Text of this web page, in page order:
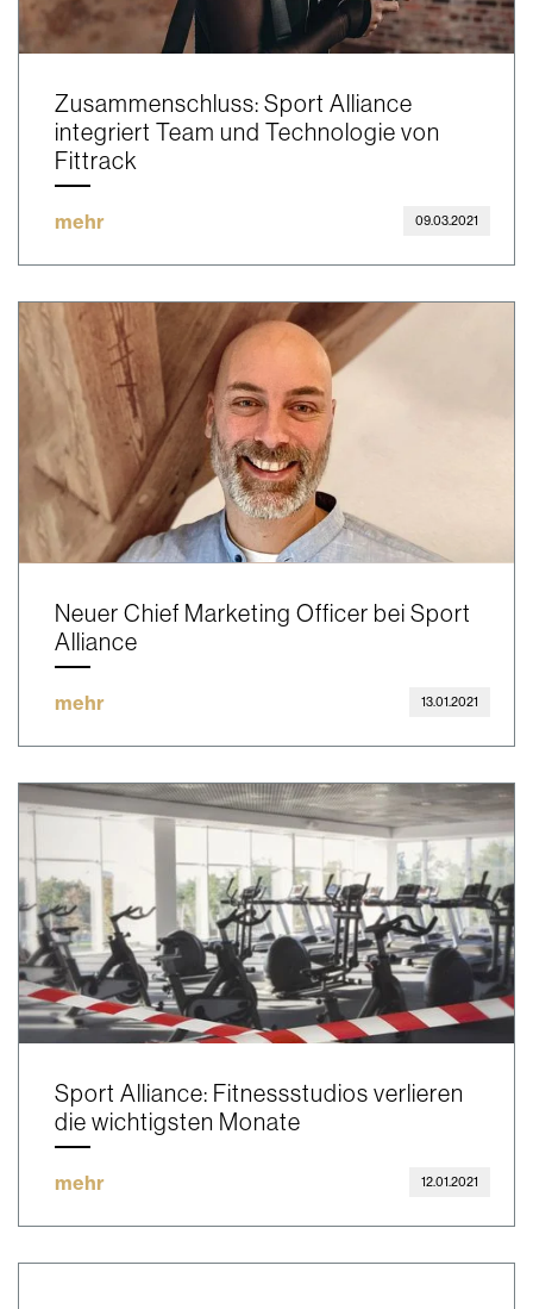
Zusammenschluss: Sport Alliance
integriert Team und Technologie von
Fittrack
mehr 09.03.2021
Neuer Chief Marketing Officer bei Sport
Alliance
mehr 13.01.2021
Sport Alliance: Fitnessstudios verlieren
die wichtigsten Monate
mehr 12.01.2021